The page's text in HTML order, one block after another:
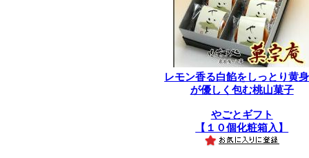
レモン香る白餡をしっとり黄
が優しく包む桃山菓子
やごとギフト
【１０個化粧箱入】